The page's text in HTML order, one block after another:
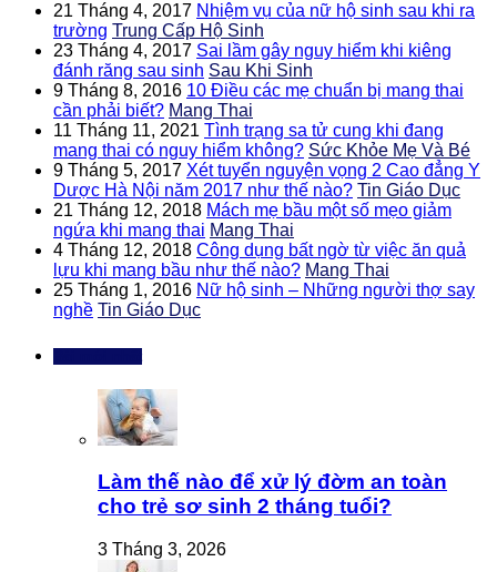
21 Tháng 4, 2017 Nhiệm vụ của nữ hộ sinh sau khi ra
trường Trung Cấp Hộ Sinh
23 Tháng 4, 2017 Sai lầm gây nguy hiểm khi kiêng
đánh răng sau sinh Sau Khi Sinh
9 Tháng 8, 2016 10 Điều các mẹ chuẩn bị mang thai
cần phải biết? Mang Thai
11 Tháng 11, 2021 Tình trạng sa tử cung khi đang
mang thai có nguy hiểm không? Sức Khỏe Mẹ Và Bé
9 Tháng 5, 2017 Xét tuyển nguyện vọng 2 Cao đẳng Y
Dược Hà Nội năm 2017 như thế nào? Tin Giáo Dục
21 Tháng 12, 2018 Mách mẹ bầu một số mẹo giảm
ngứa khi mang thai Mang Thai
4 Tháng 12, 2018 Công dụng bất ngờ từ việc ăn quả
lựu khi mang bầu như thế nào? Mang Thai
25 Tháng 1, 2016 Nữ hộ sinh – Những người thợ say
nghề Tin Giáo Dục
Làm thế nào để xử lý đờm an toàn
cho trẻ sơ sinh 2 tháng tuổi?
3 Tháng 3, 2026